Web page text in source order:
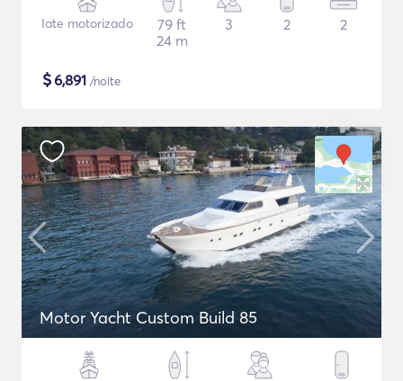
Iate motorizado
79 ft
24 m
3 2 2
$6,891 /noite
Motor Yacht Custom Build 85